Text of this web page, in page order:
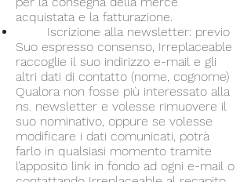
acquistata e la fatturazione.
Iscrizione alla newsletter: previo
Suo espresso consenso, Irreplaceable
raccoglie il suo indirizzo e-mail e gli
altri dati di contatto (nome, cognome)
Qualora non fosse più interessato alla
ns. newsletter e volesse rimuovere il
suo nominativo, oppure se volesse
modificare i dati comunicati, potrà
farlo in qualsiasi momento tramite
l’apposito link in fondo ad ogni e-mail o